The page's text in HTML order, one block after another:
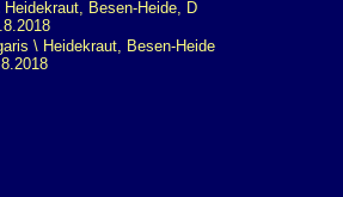
\ Heidekraut, Besen-Heide